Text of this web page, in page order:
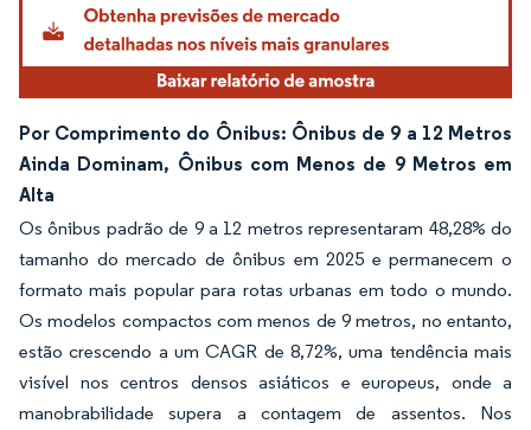
Por Comprimento do Ônibus: Ônibus de 9 a 12 Metros
Ainda Dominam, Ônibus com Menos de 9 Metros em
Alta
Os ônibus padrão de 9 a 12 metros representaram 48,28% do
tamanho do mercado de ônibus em 2025 e permanecem o
formato mais popular para rotas urbanas em todo o mundo.
Os modelos compactos com menos de 9 metros, no entanto,
estão crescendo a um CAGR de 8,72%, uma tendência mais
visível nos centros densos asiáticos e europeus, onde a
manobrabilidade supera a contagem de assentos. Nos